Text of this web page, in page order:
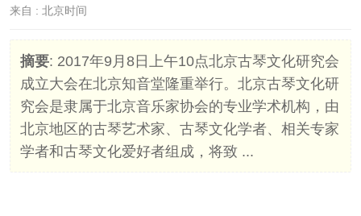
来自 : 北京时间
摘要: 2017年9月8日上午10点北京古琴文化研究会
成立大会在北京知音堂隆重举行。北京古琴文化研
究会是隶属于北京音乐家协会的专业学术机构，由
北京地区的古琴艺术家、古琴文化学者、相关专家
学者和古琴文化爱好者组成，将致 ...